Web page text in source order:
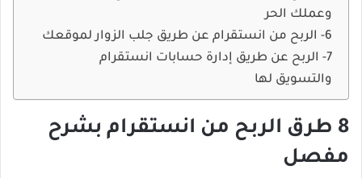
وعملك الحر
6- الربح من انستقرام عن طريق جلب الزوار لموقعك
7- الربح عن طريق إدارة حسابات انستقرام
والتسويق لها
8 طرق الربح من انستقرام بشرح
مفصل